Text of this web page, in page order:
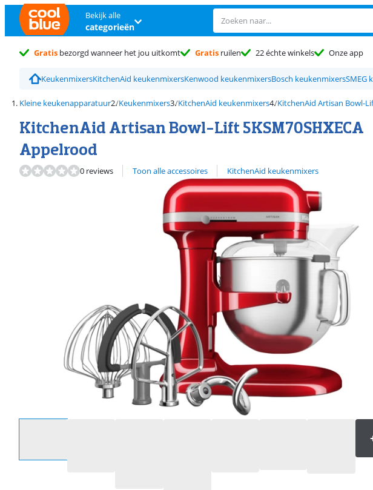
Bekijk alle
categorieën
Gratis bezorgd wanneer het jou uitkomt Gratis ruilen 22 échte winkels Onze app
KeukenmixersKitchenAid keukenmixersKenwood keukenmixersBosch keukenmixersSMEG
Kleine keukenapparatuur Keukenmixers KitchenAid keukenmixers KitchenAid Artisan Bowl-
KitchenAid Artisan Bowl-Lift 5KSM70SHXECA
Appelrood
0 reviews Toon alle accessoires
Bekijk alle KitchenAid keukenmixers